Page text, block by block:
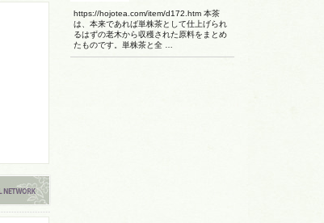
https://hojotea.com/item/d172.htm 本茶
は、本来であれば単株茶として仕上げられ
るはずの老木から収穫された原料をまとめ
たものです。単株茶と全 …